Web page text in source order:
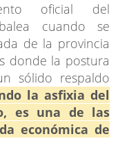
oficial del
cuando se
de la provincia
donde la postura
sólido respaldo
la asfixia del
es una de las
económica de